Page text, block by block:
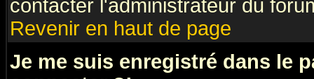
contacter l'administrateur du
Revenir en haut de page
Je me suis enregistré dans le